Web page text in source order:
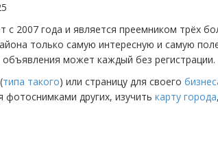
с 2007 года и является преемником трёх
только самую интересную и самую
может каждый без регистрации.
(типа такого) или страницу для своего
фотоснимками других, изучить карту города